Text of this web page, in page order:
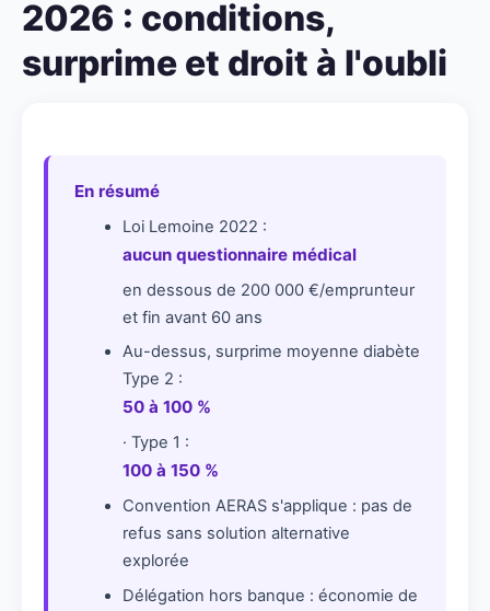
2026 : conditions,
surprime et droit à l'oubli
En résumé
Loi Lemoine 2022 :
aucun questionnaire médical
en dessous de 200 000 €/emprunteur
et fin avant 60 ans
Au-dessus, surprime moyenne diabète
Type 2 :
50 à 100 %
· Type 1 :
100 à 150 %
Convention AERAS s'applique : pas de
refus sans solution alternative
explorée
Délégation hors banque : économie de